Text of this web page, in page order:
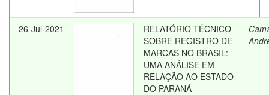
26-Jul-2021
RELATÓRIO TÉCNICO
SOBRE REGISTRO DE
MARCAS NO BRASIL:
UMA ANÁLISE EM
RELAÇÃO AO ESTADO
DO PARANÁ